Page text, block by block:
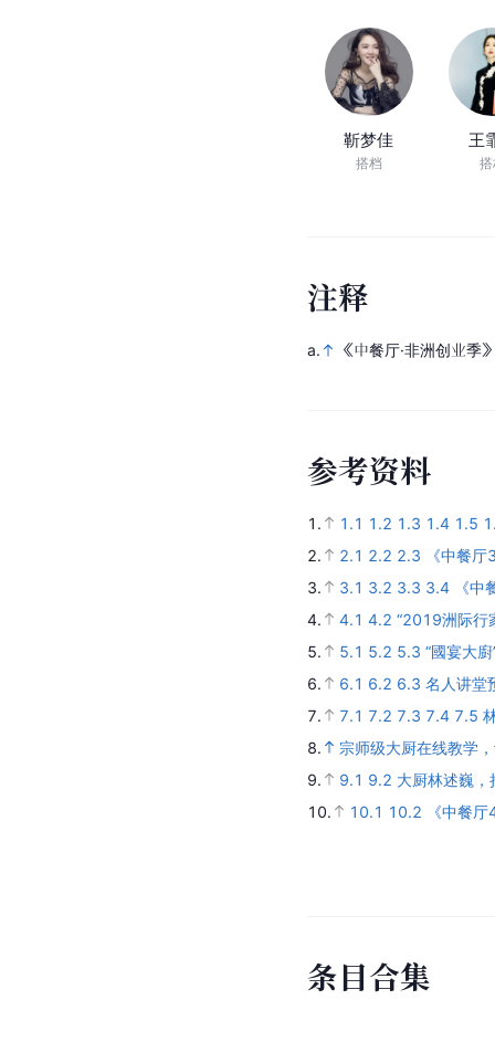
靳梦佳
搭档
王
注释
a. 《中餐厅·非洲创业季
参考资料
1. 1.1 1.2 1.3 1.4 1.5
2.
2.1 2.2 2.3
《中餐
3.
3.1 3.2 3.3 3.4
《
4.
4.1 4.2 “2019洲际行
5.
5.1 5.2 5.3 “國宴大
6.
6.1 6.2 6.3 名人讲堂
7.
7.1 7.2 7.3 7.4 7.5
8.
宗师级大厨在线教学
9.
9.1 9.2 大厨林述巍
10.
10.1 10.2 《中餐
条目合集